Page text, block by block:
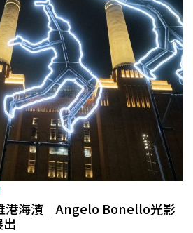
港海濱｜Angelo Bonello光影